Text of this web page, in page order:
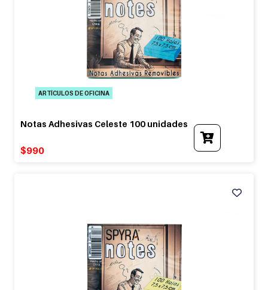
ARTÍCULOS DE OFICINA
Notas Adhesivas Celeste 100 unidades
$990